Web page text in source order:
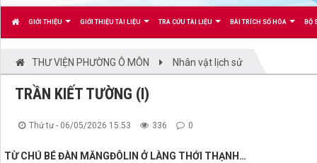
GIỚI THIỆU GIỚI THIỆU TÀI LIỆU TRA CỨU TÀI LIỆU BÀI TRÍCH SỐ HÓA BỘ
THƯ VIỆN PHƯỜNG Ô MÔN Nhân vật lịch sử
TRẦN KIẾT TƯỜNG (I)
Thứ tư - 06/05/2026 15:53 336 0
TỪ CHÚ BÉ ĐÀN MĂNGĐÔLIN Ở LÀNG THỚI THẠNH…